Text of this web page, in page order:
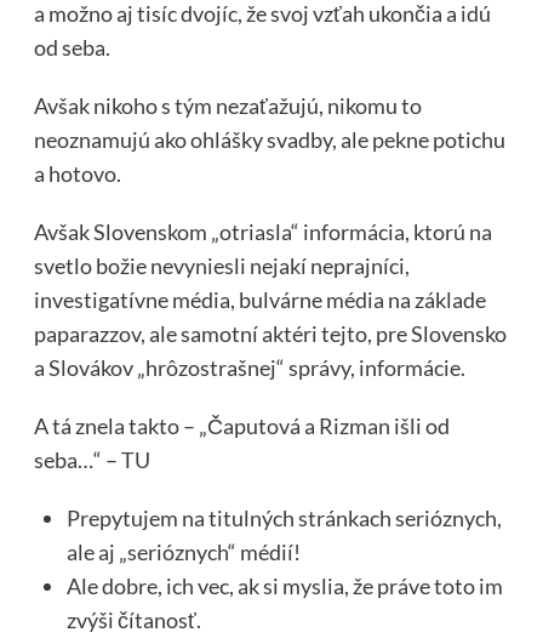
a možno aj tisíc dvojíc, že svoj vzťah ukončia a idú
od seba.
Avšak nikoho s tým nezaťažujú, nikomu to
neoznamujú ako ohlášky svadby, ale pekne potichu
a hotovo.
Avšak Slovenskom „otriasla“ informácia, ktorú na
svetlo božie nevyniesli nejakí neprajníci,
investigatívne média, bulvárne média na základe
paparazzov, ale samotní aktéri tejto, pre Slovensko
a Slovákov „hrôzostrašnej“ správy, informácie.
A tá znela takto – „Čaputová a Rizman išli od
seba…“ –TU
Prepytujem na titulných stránkach serióznych,
ale aj „serióznych“ médií!
Ale dobre, ich vec, ak si myslia, že práve toto im
zvýši čítanosť.